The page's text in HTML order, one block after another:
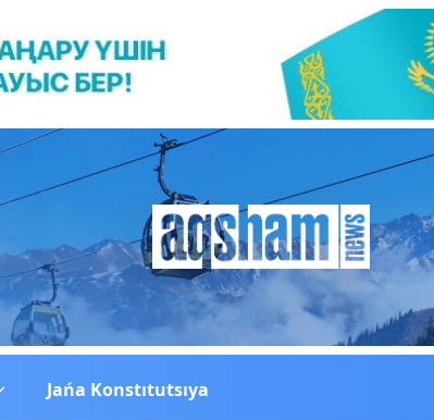
Jańa Konstıtutsıya